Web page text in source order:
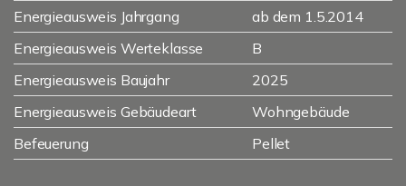
Energieausweis Jahrgang
ab dem 1.5.2014
Energieausweis Werteklasse
B
Energieausweis Baujahr
2025
Energieausweis Gebäudeart
Wohngebäude
Befeuerung
Pellet